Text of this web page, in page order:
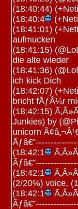
(18:40:44)
(18:40:4
(18:41:01)
aufmucken
(18:41:15)
die alte wieder
(18:41:36)
ich kick Dich
(18:42:07)
bricht fÃƒÂ¼r
(18:42:15)
Junkies) by
unicorn
(18:42:1
(18:42:1
(2/20%) voice,
(18:42:1